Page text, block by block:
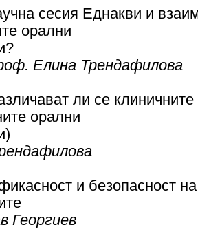
сесия Еднакви и
орални
Елина Трендафилова
ли се
орални
и безопасност
Георгиев